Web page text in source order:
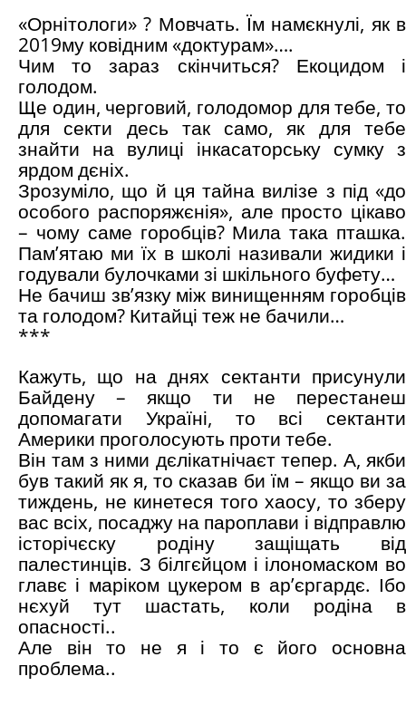
«Орнітологи» ? Мовчать. Їм намєкнулі, як в
2019му ковідним «доктурам»….
Чим то зараз скінчиться? Екоцидом і
голодом.
Ще один, черговий, голодомор для тебе, то
для секти десь так само, як для тебе
знайти на вулиці інкасаторську сумку з
ярдом дєніх.
Зрозуміло, що й ця тайна вилізе з під «до
особого распоряжєнія», але просто цікаво
– чому саме горобців? Мила така пташка.
Пам’ятаю ми їх в школі називали жидики і
годували булочками зі шкільного буфету…
Не бачиш зв’язку між винищенням горобців
та голодом? Китайці теж не бачили…
***
Кажуть, що на днях сектанти присунули
Байдену – якщо ти не перестанеш
допомагати Україні, то всі сектанти
Америки проголосують проти тебе.
Він там з ними дєлікатнічаєт тепер. А, якби
був такий як я, то сказав би їм – якщо ви за
тиждень, не кинетеся того хаосу, то зберу
вас всіх, посаджу на пароплави і відправлю
історічєску родіну защіщать від
палестинців. З білгєйцом і ілономаском во
главє і маріком цукером в ар’єргардє. Ібо
нєхуй тут шастать, коли родіна в
опасності..
Але він то не я і то є його основна
проблема..